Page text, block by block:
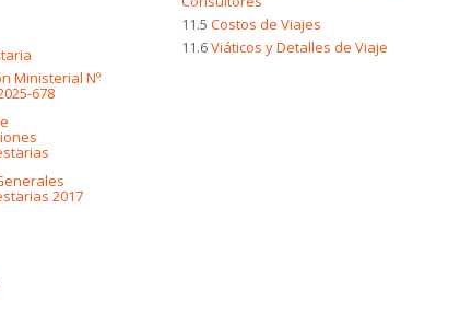
Ministerial Nº
678
2017
11.5Costos de Viajes
11.6Viáticos y Detalles de Viaje